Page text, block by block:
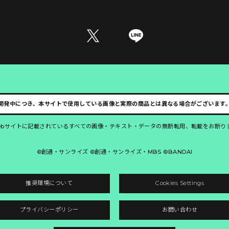
発中につき、本サイトで使用している画像と実際の商品とは異なる場合がございます。
サイトに記載されているすべての画像・テキスト・データの無断転用、転載をお断り
©創通・サンライズ ©創通・サンライズ・MBS ©BANDAI
推奨環境について Cookies Settings
プライバシーポリシー お問い合わせ